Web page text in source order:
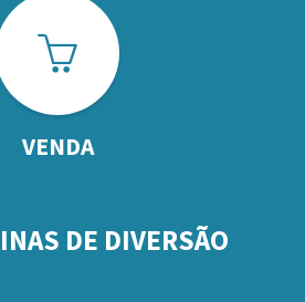
VENDA
DE DIVERSÃO